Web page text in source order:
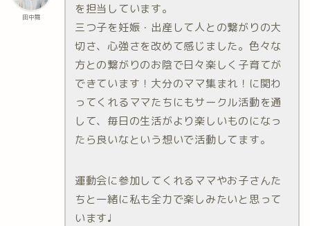
田中舞
を担当しています。
三つ子を妊娠・出産して人との繋がりの大
切さ、心強さを改めて感じました。色々な
方との繋がりのお陰で日々楽しく子育てが
できています！大分のママ集まれ！に関わ
ってくれるママたちにもサークル活動を通
して、毎日の生活がより楽しいものになっ
たら良いなという想いで活動してます。
運動会に参加してくれるママやお子さんた
ちと一緒に私も全力で楽しみたいと思って
います♩